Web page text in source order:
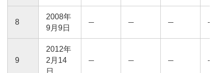
8
2008年
9月9日
9
2012年
2月14
日